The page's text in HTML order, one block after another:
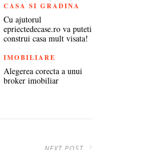
CASA SI GRADINA
Cu ajutorul
epriectedecase.ro va puteti
construi casa mult visata!
IMOBILIARE
Alegerea corecta a unui
broker imobiliar